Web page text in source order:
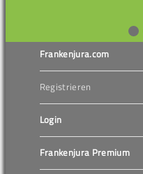
Frankenjura.com
Registrieren
Login
Frankenjura Premium